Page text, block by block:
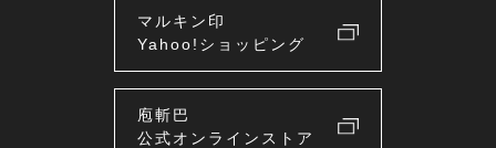
マルキン印
Yahoo!ショッピング
庖斬巴
公式オンラインストア